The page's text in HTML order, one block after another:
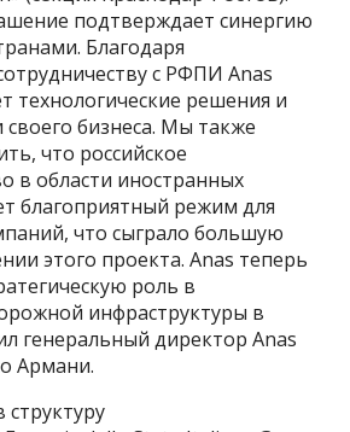
подтверждает синергию
Благодаря
с РФПИ Anas
технологические решения и
бизнеса. Мы также
что российское
в области иностранных
благоприятный режим для
что сыграло большую
этого проекта. Anas теперь
роль в
инфраструктуры в
генеральный директор Anas
Армани.
структуру